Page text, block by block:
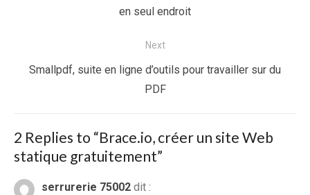
en seul endroit
Next
Next
Smallpdf, suite en ligne d’outils pour travailler sur du
PDF
2 Replies to “Brace.io, créer un site Web
statique gratuitement”
serrurerie 75002 dit :